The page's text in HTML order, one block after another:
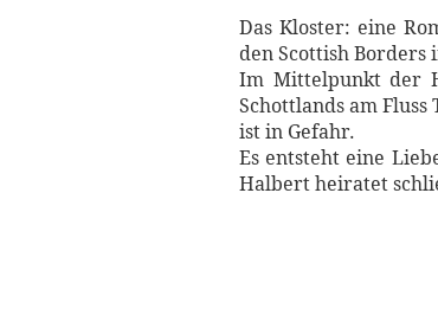
Das Kloster: eine
den Scottish Borders
Im Mittelpunkt der
Schottlands am
ist in Gefahr.
Es entsteht eine
Halbert heiratet